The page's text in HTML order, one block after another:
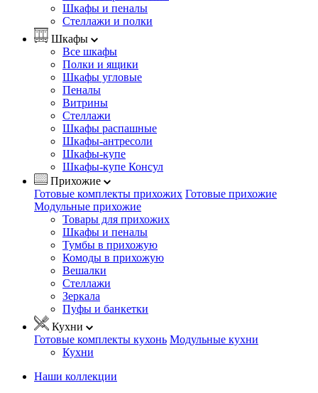
Шкафы и пеналы
Стеллажи и полки
Шкафы
Все шкафы
Полки и ящики
Шкафы угловые
Пеналы
Витрины
Стеллажи
Шкафы распашные
Шкафы-антресоли
Шкафы-купе
Шкафы-купе Консул
Прихожие
Готовые комплекты прихожих Готовые прихожие
Модульные прихожие
Товары для прихожих
Шкафы и пеналы
Тумбы в прихожую
Комоды в прихожую
Вешалки
Стеллажи
Зеркала
Пуфы и банкетки
Кухни
Готовые комплекты кухонь Модульные кухни
Кухни
Наши коллекции